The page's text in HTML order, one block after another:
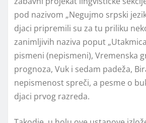
pod nazivom „Negujmo srpski
djaci pripremili su za tu priliku
zanimljivih naziva poput
pismeni (nepismeni), Vremenska
prognoza, Vuk i sedam padeža,
nepismenost spreči, a pesme o
djaci prvog razreda.